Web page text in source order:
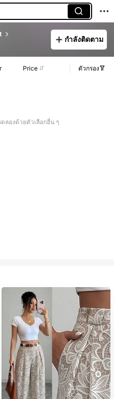
กำลังติดตาม
Price ตัวกรอง
ลองด้วยตัวเลือกอื่น ๆ